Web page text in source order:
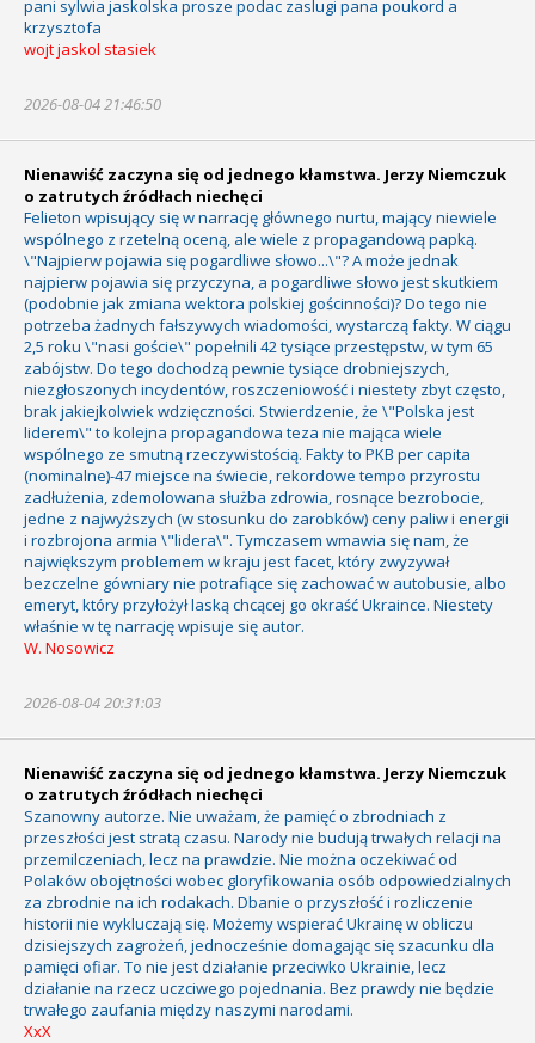
pani sylwia jaskolska prosze podac zaslugi pana poukord a
krzysztofa
wojt jaskol stasiek
2026-08-04 21:46:50
Nienawiść zaczyna się od jednego kłamstwa. Jerzy Niemczuk
o zatrutych źródłach niechęci
Felieton wpisujący się w narrację głównego nurtu, mający niewiele
wspólnego z rzetelną oceną, ale wiele z propagandową papką.
\"Najpierw pojawia się pogardliwe słowo...\"? A może jednak
najpierw pojawia się przyczyna, a pogardliwe słowo jest skutkiem
(podobnie jak zmiana wektora polskiej gościnności)? Do tego nie
potrzeba żadnych fałszywych wiadomości, wystarczą fakty. W ciągu
2,5 roku \"nasi goście\" popełnili 42 tysiące przestępstw, w tym 65
zabójstw. Do tego dochodzą pewnie tysiące drobniejszych,
niezgłoszonych incydentów, roszczeniowość i niestety zbyt często,
brak jakiejkolwiek wdzięczności. Stwierdzenie, że \"Polska jest
liderem\" to kolejna propagandowa teza nie mająca wiele
wspólnego ze smutną rzeczywistością. Fakty to PKB per capita
(nominalne)-47 miejsce na świecie, rekordowe tempo przyrostu
zadłużenia, zdemolowana służba zdrowia, rosnące bezrobocie,
jedne z najwyższych (w stosunku do zarobków) ceny paliw i energii
i rozbrojona armia \"lidera\". Tymczasem wmawia się nam, że
największym problemem w kraju jest facet, który zwyzywał
bezczelne gówniary nie potrafiące się zachować w autobusie, albo
emeryt, który przyłożył laską chcącej go okraść Ukraince. Niestety
właśnie w tę narrację wpisuje się autor.
W. Nosowicz
2026-08-04 20:31:03
Nienawiść zaczyna się od jednego kłamstwa. Jerzy Niemczuk
o zatrutych źródłach niechęci
Szanowny autorze. Nie uważam, że pamięć o zbrodniach z
przeszłości jest stratą czasu. Narody nie budują trwałych relacji na
przemilczeniach, lecz na prawdzie. Nie można oczekiwać od
Polaków obojętności wobec gloryfikowania osób odpowiedzialnych
za zbrodnie na ich rodakach. Dbanie o przyszłość i rozliczenie
historii nie wykluczają się. Możemy wspierać Ukrainę w obliczu
dzisiejszych zagrożeń, jednocześnie domagając się szacunku dla
pamięci ofiar. To nie jest działanie przeciwko Ukrainie, lecz
działanie na rzecz uczciwego pojednania. Bez prawdy nie będzie
trwałego zaufania między naszymi narodami.
XxX